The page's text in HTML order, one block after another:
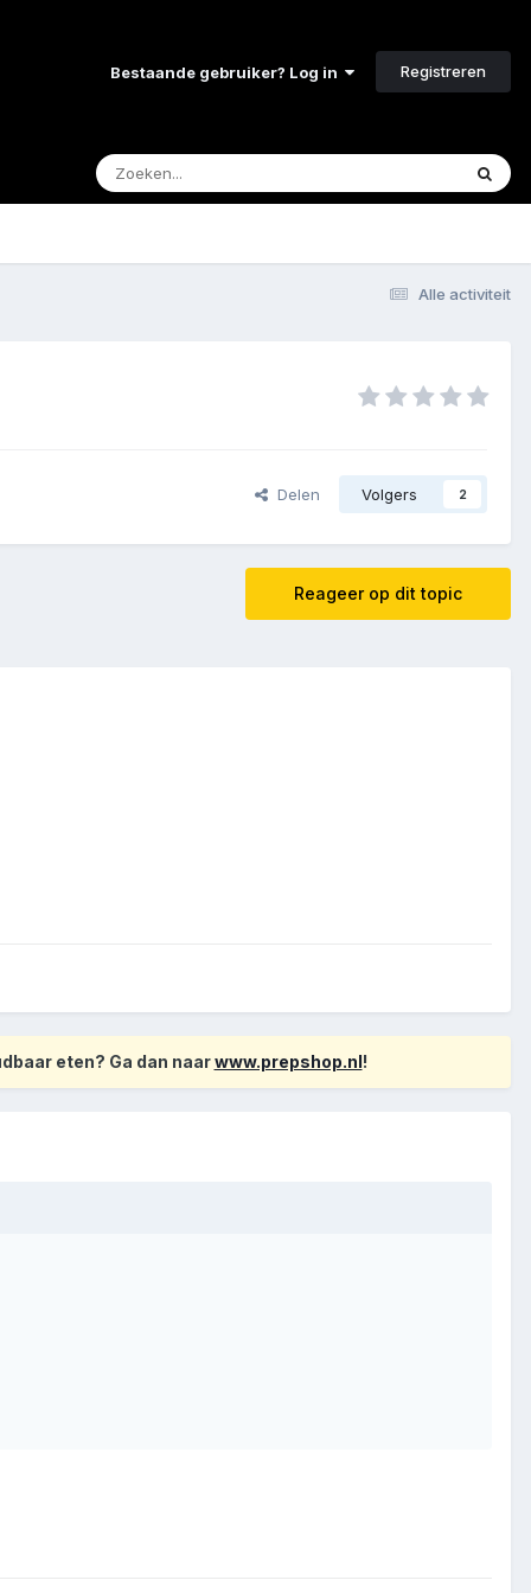
Bestaande gebruiker? Log in Registreren
Alle activiteit
Delen Volgers 2
Reageer op dit topic
eten? Ga dan naarwww.prepshop.nl!